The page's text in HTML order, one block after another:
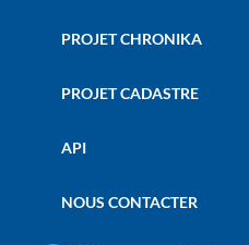
PROJET CHRONIKA
PROJET CADASTRE
API
NOUS CONTACTER